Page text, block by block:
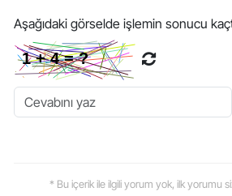
Aşağıdaki görselde işlemin sonucu
* Bu içerik ile ilgili yorum yok, ilk yorumu